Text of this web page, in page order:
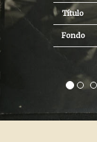
Título
Fondo